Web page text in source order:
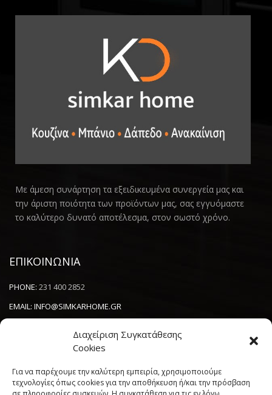
Διαχείριση Συγκατάθεσης
Cookies
Για να παρέχουμε την καλύτερη εμπειρία, χρησιμοποιούμε
τεχνολογίες όπως cookies για την αποθήκευση ή/και την πρόσβαση
Με άμεση συνάρτηση τα εξειδικευμένα συνεργεία μας και
την άριστη ποιότητα των προϊόντων μας, σας εγγυόμαστε
το καλύτερο δυνατό αποτέλεσμα, στον σωστό χρόνο.
ΕΠΙΚΟΙΝΩΝΙΑ
PHONE: 231 400 2852
EMAIL: INFO@SIMKARHOME.GR
NEWSLETTER